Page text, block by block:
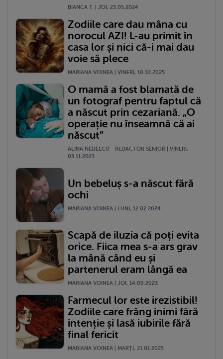
BIANCA T. | JOI, 23.05.2024
Zodiile care dau mâna cu
norocul AZI! L-au primit în
casa lor și nici că-i mai dau
voie să plece
MARIANA VOINEA | VINERI, 10.10.2025
O mamă a fost blamată de
un fotograf pentru faptul că
a născut prin cezariană. „O
operație nu înseamnă că ai
născut”
ALINA NEDELCU - REDACTOR SENIOR | VINERI,
03.11.2023
Un bebeluș s-a născut fără
ochi
MARIANA VOINEA | LUNI, 12.02.2024
Scapă de iluzia că poți evita
orice. Fiica mea s-a ars grav
la mână când eu și
partenerul eram lângă ea
MARIANA VOINEA | JOI, 14.09.2023
Farmecul lor este irezistibil!
Zodiile care frâng inimi fără
intenție și lasă iubirile fără
final fericit
MARIANA VOINEA | MARŢI, 21.01.2025